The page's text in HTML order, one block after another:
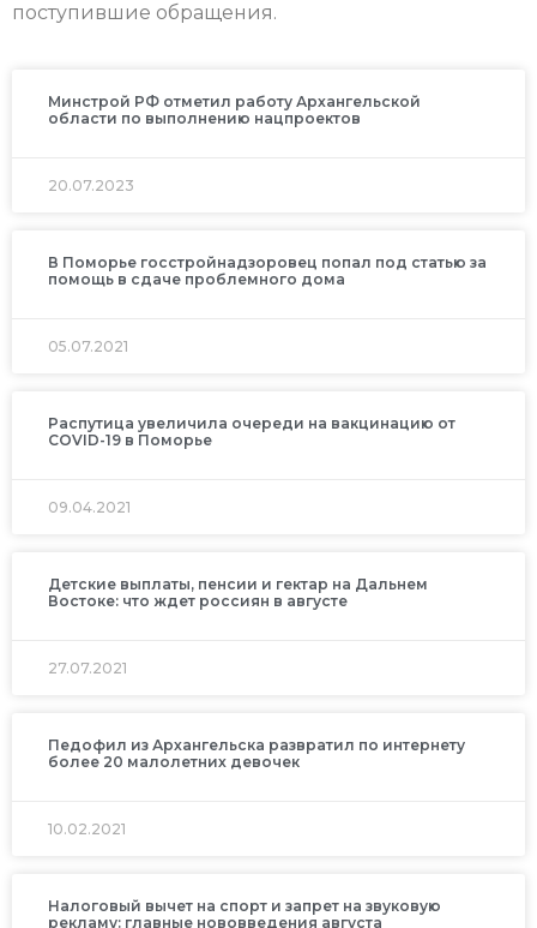
поступившие обращения.
Минстрой РФ отметил работу Архангельской
области по выполнению нацпроектов
20.07.2023
В Поморье госстройнадзоровец попал под статью за
помощь в сдаче проблемного дома
05.07.2021
Распутица увеличила очереди на вакцинацию от
COVID-19 в Поморье
09.04.2021
Детские выплаты, пенсии и гектар на Дальнем
Востоке: что ждет россиян в августе
27.07.2021
Педофил из Архангельска развратил по интернету
более 20 малолетних девочек
10.02.2021
Налоговый вычет на спорт и запрет на звуковую
рекламу: главные нововведения августа